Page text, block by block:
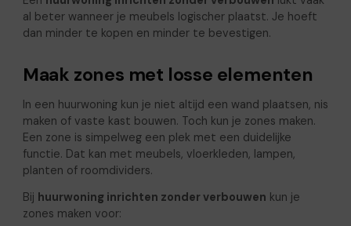
al beter wanneer je meubels logischer plaatst. Je hoeft
dan minder te kopen en minder te bevestigen.
Maak zones met losse elementen
In een huurwoning kun je niet altijd een wand plaatsen, nis
maken of vaste kast bouwen. Toch kun je zones maken.
Een zone is simpelweg een plek met een duidelijke
functie. Dat kan met meubels, vloerkleden, lampen,
planten of roomdividers.
Bij huurwoning inrichten zonder verbouwen kun je
zones maken voor: